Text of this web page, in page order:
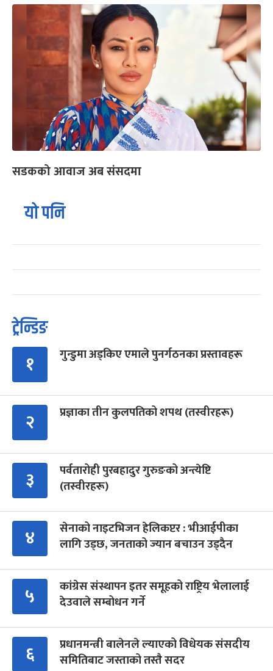
सडकको आवाज अब संसदमा
यो पनि
ट्रेन्डिङ
१ गुन्डुमा अड्किए एमाले पुनर्गठनका प्रस्तावहरू
२ प्रज्ञाका तीन कुलपतिको शपथ (तस्वीरहरू)
३
पर्वतारोही पुरबहादुर गुरुङको अन्त्येष्टि
(तस्वीरहरू)
४
सेनाको नाइटभिजन हेलिकप्टर : भीआईपीका
लागि उड्छ, जनताको ज्यान बचाउन उड्दैन
५
कांग्रेस संस्थापन इतर समूहको राष्ट्रिय भेलालाई
देउवाले सम्बोधन गर्ने
६
प्रधानमन्त्री बालेनले ल्याएको विधेयक संसदीय
समितिबाट जस्ताको तस्तै सदर